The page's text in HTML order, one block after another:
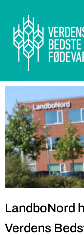
LandboNord
Verdens